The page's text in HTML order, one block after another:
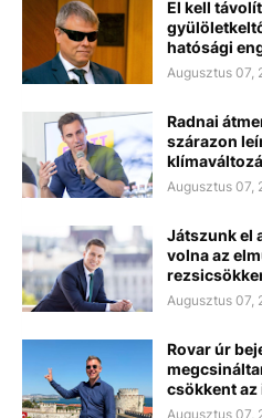
El kell
hatósági
Augusztus 07,
Radnai
szárazon
Augusztus 07,
Játszunk el
volna az
Augusztus 07,
Rovar úr
csökkent az
Augusztus 07,